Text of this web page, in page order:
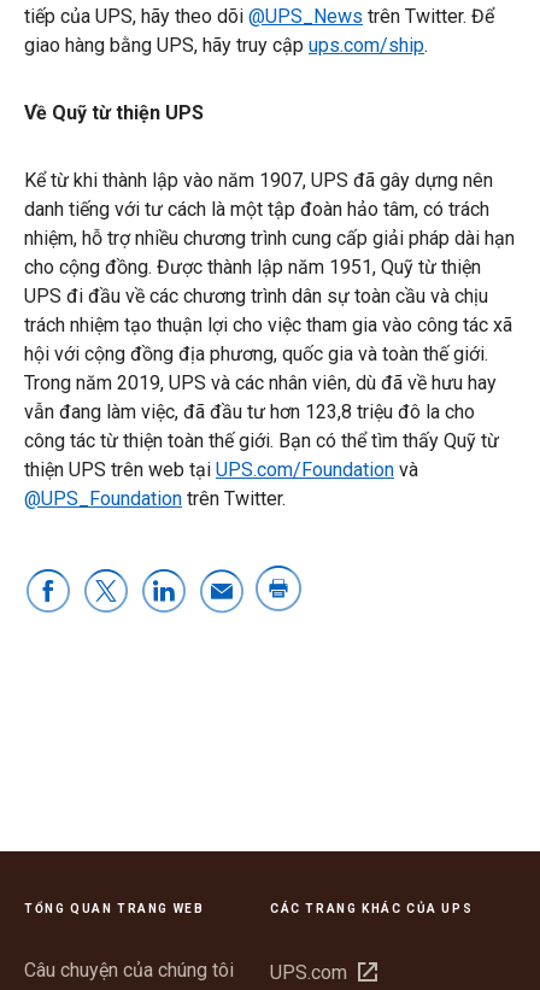
tiếp của UPS, hãy theo dõi @UPS_News trên Twitter. Để
giao hàng bằng UPS, hãy truy cập ups.com/ship.
Về Quỹ từ thiện UPS
Kể từ khi thành lập vào năm 1907, UPS đã gây dựng nên
danh tiếng với tư cách là một tập đoàn hảo tâm, có trách
nhiệm, hỗ trợ nhiều chương trình cung cấp giải pháp dài hạn
cho cộng đồng. Được thành lập năm 1951, Quỹ từ thiện
UPS đi đầu về các chương trình dân sự toàn cầu và chịu
trách nhiệm tạo thuận lợi cho việc tham gia vào công tác xã
hội với cộng đồng địa phương, quốc gia và toàn thế giới.
Trong năm 2019, UPS và các nhân viên, dù đã về hưu hay
vẫn đang làm việc, đã đầu tư hơn 123,8 triệu đô la cho
công tác từ thiện toàn thế giới. Bạn có thể tìm thấy Quỹ từ
thiện UPS trên web tại UPS.com/Foundation và
@UPS_Foundation trên Twitter.
TỔNG QUAN TRANG WEB
Câu chuyện của chúng tôi
CÁC TRANG KHÁC CỦA UPS
UPS.com Mở